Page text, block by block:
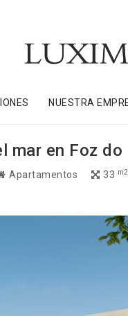
NUESTRA
mar en Foz do
Apartamentos 33 m2